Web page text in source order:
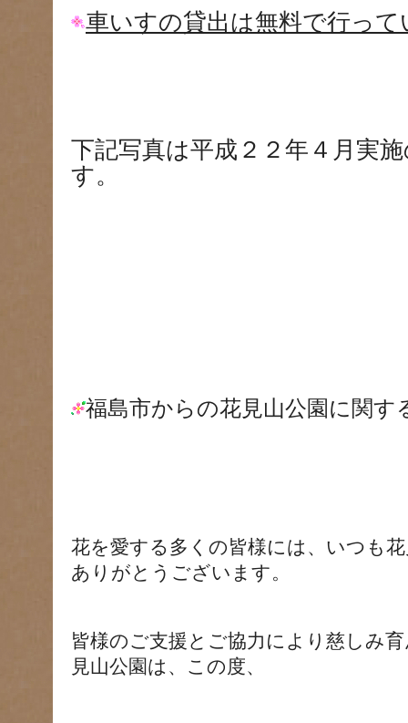
車いすの貸出は無料で行って
下記写真は平成２２年４月実
す。
福島市からの花見山公園に関す
花を愛する多くの皆様には、いつも
ありがとうございます。
皆様のご支援とご協力により慈しみ
見山公園は、この度、